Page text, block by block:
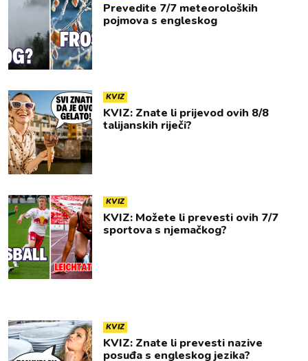
Prevedite 7/7 meteoroloških
pojmova s engleskog
KVIZ
KVIZ: Znate li prijevod ovih 8/8
talijanskih riječi?
KVIZ
KVIZ: Možete li prevesti ovih 7/7
sportova s njemačkog?
KVIZ
KVIZ: Znate li prevesti nazive
posuđa s engleskog jezika?